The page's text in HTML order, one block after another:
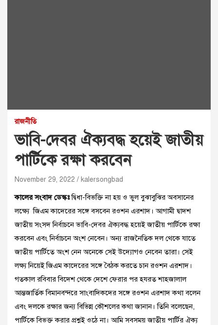
রাজনীতি
ভাবি-দেবর ঐক্যবদ্ধ হয়েই জাতীয়
পার্টিকে রক্ষা করবেন
November 29, 2022 kalersongbad
কালের সংবাদ ডেস্কঃদ্বিধা-বিভক্তি না হয় ও ভুল বুঝাবুঝির অবসানের
লক্ষ্যে জিএম কাদেরের সঙ্গে বসবেন রওশন এরশাদ। আগামী দ্বাদশ
জাতীয় সংসদ নির্বাচনে ভাবি-দেবর ঐক্যবদ্ধ হয়েই জাতীয় পার্টিকে রক্ষা
করবেন এবং নির্বাচনে অংশ নেবেন। অন্য রাজনৈতিক দল থেকে যাতে
জাতীয় পার্টিতে অংশ নেন অনেকে সেই উদ্যোগও নেবেন তারা। সেই
লক্ষ্য নিয়েই জিএম কাদেরের সঙ্গে বৈঠক করতে চান রওশন এরশাদ।
গতকাল রবিবার বিদেশ থেকে দেশে ফেরার পর হযরত শাহজালাল
আন্তজার্তিক বিমানবন্দরে সাংবাদিকদের সঙ্গে রওশন এরশাদ কথা বলেন
এবং দলকে রক্ষার জন্য বিভিন্ন কৌশলের কথা জানান। তিনি বলেছেন,
পার্টিকে বিভক্ত করার প্রশ্নই ওঠে না। আমি সবসময় জাতীয় পার্টির ঐক্য